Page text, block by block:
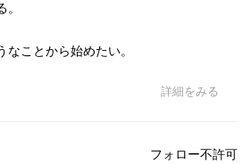
なことから始めたい。
詳細をみる
フォロー不許可